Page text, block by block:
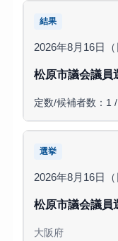
結果
2026年8月16日（
松原市議会議員
定数/候補者数：1
選挙
2026年8月16日（
松原市議会議員
大阪府